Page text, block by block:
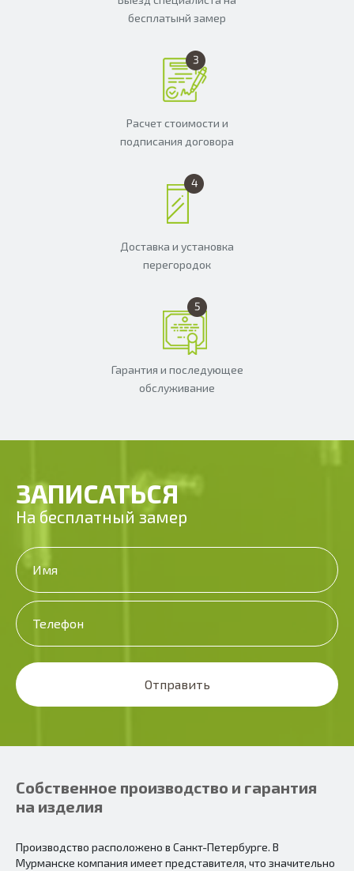
бесплатынй замер
Расчет стоимости и
подписания договора
Доставка и установка
перегородок
Гарантия и последующее
обслуживание
ЗАПИСАТЬСЯ
На бесплатный замер
Отправить
Собственное производство и гарантия
на изделия
Производство расположено в Санкт-Петербурге. В
Мурманске компания имеет представителя, что значительно